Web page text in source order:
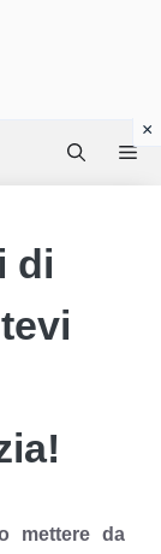
di
mettere da